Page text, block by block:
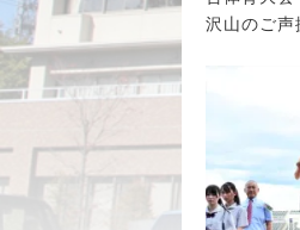
沢山のご声